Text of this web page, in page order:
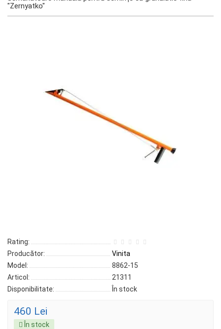
"Zernyatko"
Rating:
Producător:
Vinita
Model:
8862-15
Articol:
21311
Disponibilitate:
În stock
460 Lei
În stock